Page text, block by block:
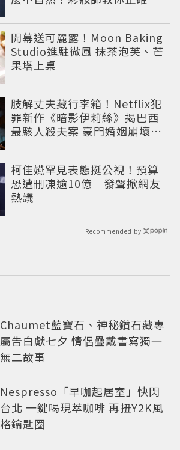
開幕送可麗露！Moon Baking
Studio進駐微風 抹茶泡芙、芒
果塔上桌
肢解丈夫藏行李箱！Netflix犯
罪新作《暗影伊莉絲》揭巴西
最駭人殺夫案 豪門婚姻崩壞釀
柯佳嬿罕見表態挺公視！預算
恐遭刪凍逾10億 發聲掀網友
熱議
Recommended by
Chaumet藍寶石、神秘鑽石藏專
屬告白獻七夕 情侶疊戴書寫獨一
無二故事
Nespresso「早咖起居室」快閃
台北 一鍵喝現萃咖啡 再扭Y2K風
格鑰匙圈